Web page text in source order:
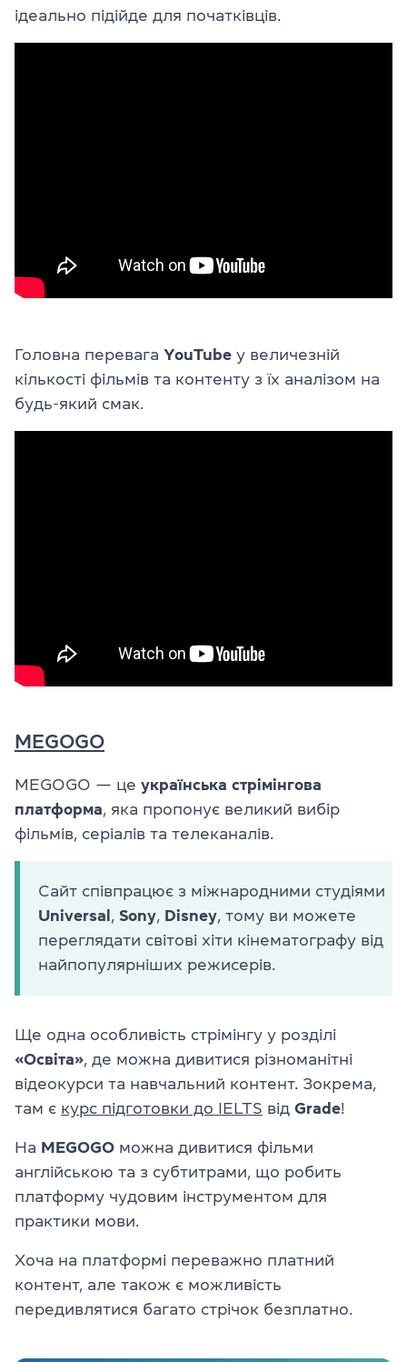
ідеально підійде для початківців.
Головна перевага YouTube у величезній
кількості фільмів та контенту з їх аналізом на
будь-який смак.
MEGOGO
MEGOGO — це українська стрімінгова
платформа, яка пропонує великий вибір
фільмів, серіалів та телеканалів.
Сайт співпрацює з міжнародними студіями
Universal , Sony, Disney, тому ви можете
переглядати світові хіти кінематографу від
найпопулярніших режисерів.
Ще одна особливість стрімінгу у розділі
«Освіта», де можна дивитися різноманітні
відеокурси та навчальний контент. Зокрема,
там є курс підготовки до IELTS від Grade!
На MEGOGO можна дивитися фільми
англійською та з субтитрами, що робить
платформу чудовим інструментом для
практики мови.
Хоча на платформі переважно платний
контент, але також є можливість
передивлятися багато стрічок безплатно.